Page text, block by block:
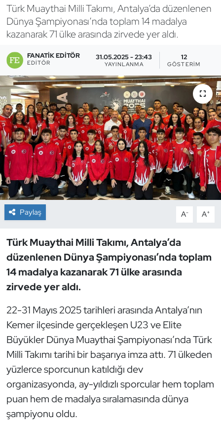
Türk Muaythai Milli Takımı, Antalya’da düzenlenen
Dünya Şampiyonası’nda toplam 14 madalya
kazanarak 71 ülke arasında zirvede yer aldı.
FANATIK EDITÖR
EDITÖR
31.05.2025 - 23:43
YAYINLANMA
12
GÖSTERIM
Paylaş A- A+
Türk Muaythai Milli Takımı, Antalya’da
düzenlenen Dünya Şampiyonası’nda toplam
14 madalya kazanarak 71 ülke arasında
zirvede yer aldı.
22-31 Mayıs 2025 tarihleri arasında Antalya’nın
Kemer ilçesinde gerçekleşen U23 ve Elite
Büyükler Dünya Muaythai Şampiyonası’nda Türk
Milli Takımı tarihi bir başarıya imza attı. 71 ülkeden
yüzlerce sporcunun katıldığı dev
organizasyonda, ay-yıldızlı sporcular hem toplam
puan hem de madalya sıralamasında dünya
şampiyonu oldu.
Boks
Briç
Buz Hokeyi
Buz Pateni
Çim Hokeyi
Cimnastik
Curling
Dağcılık
Dövüş Sanatı
E-Spor
Eskrim
Futbol
Futsal
Genel
Golf